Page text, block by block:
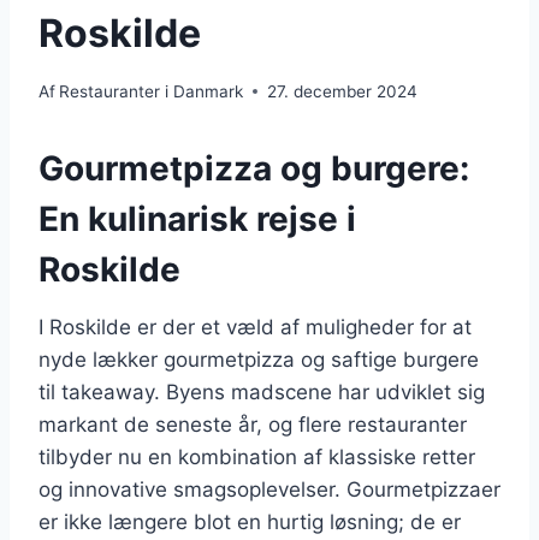
Roskilde
Af Restauranter i Danmark 27. december 2024
Gourmetpizza og burgere:
En kulinarisk rejse i
Roskilde
I Roskilde er der et væld af muligheder for at
nyde lækker gourmetpizza og saftige burgere
til takeaway. Byens madscene har udviklet sig
markant de seneste år, og flere restauranter
tilbyder nu en kombination af klassiske retter
og innovative smagsoplevelser. Gourmetpizzaer
er ikke længere blot en hurtig løsning; de er